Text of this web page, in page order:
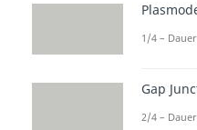
1/4 –
Gap
2/4 –